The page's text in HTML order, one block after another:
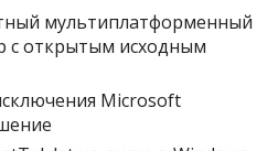
мультиплатформенный
с открытым исходным
Microsoft